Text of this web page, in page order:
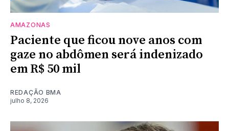
AMAZONAS
Paciente que ficou nove anos com
gaze no abdômen será indenizado
em R$ 50 mil
REDAÇÃO BMA
julho 8, 2026